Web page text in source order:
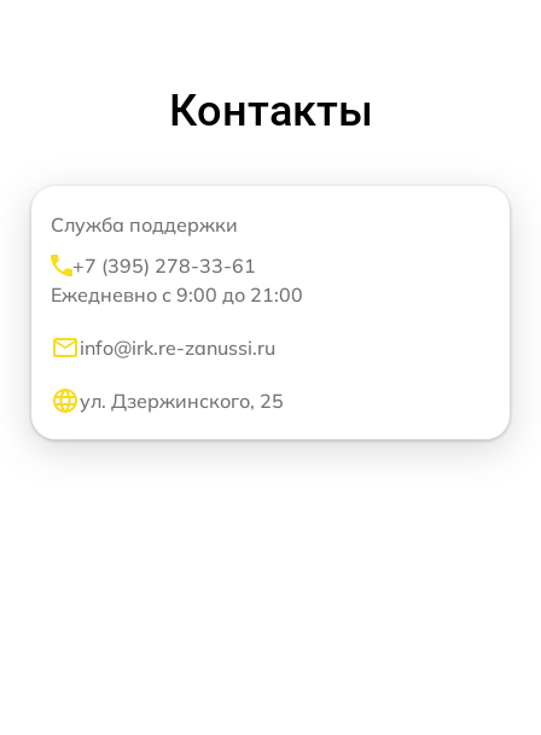
Контакты
Служба поддержки
+7 (395) 278-33-61
Ежедневно с 9:00 до 21:00
info@irk.re-zanussi.ru
ул. Дзержинского, 25